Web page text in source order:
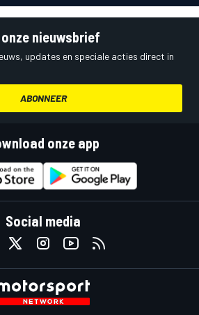
nieuwsbrief
updates en speciale acties direct in
ABONNEER
onze app
Social media